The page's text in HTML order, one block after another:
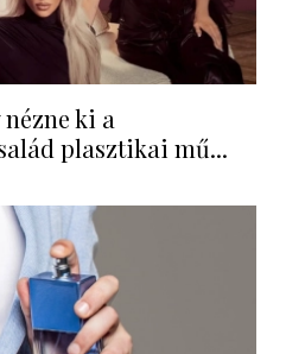
ki a
plasztikai mű...